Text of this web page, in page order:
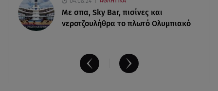
Με σπα, Sky Bar, πισίνες και
νεροτζουλήθρα το πλωτό Ολυμπιακό